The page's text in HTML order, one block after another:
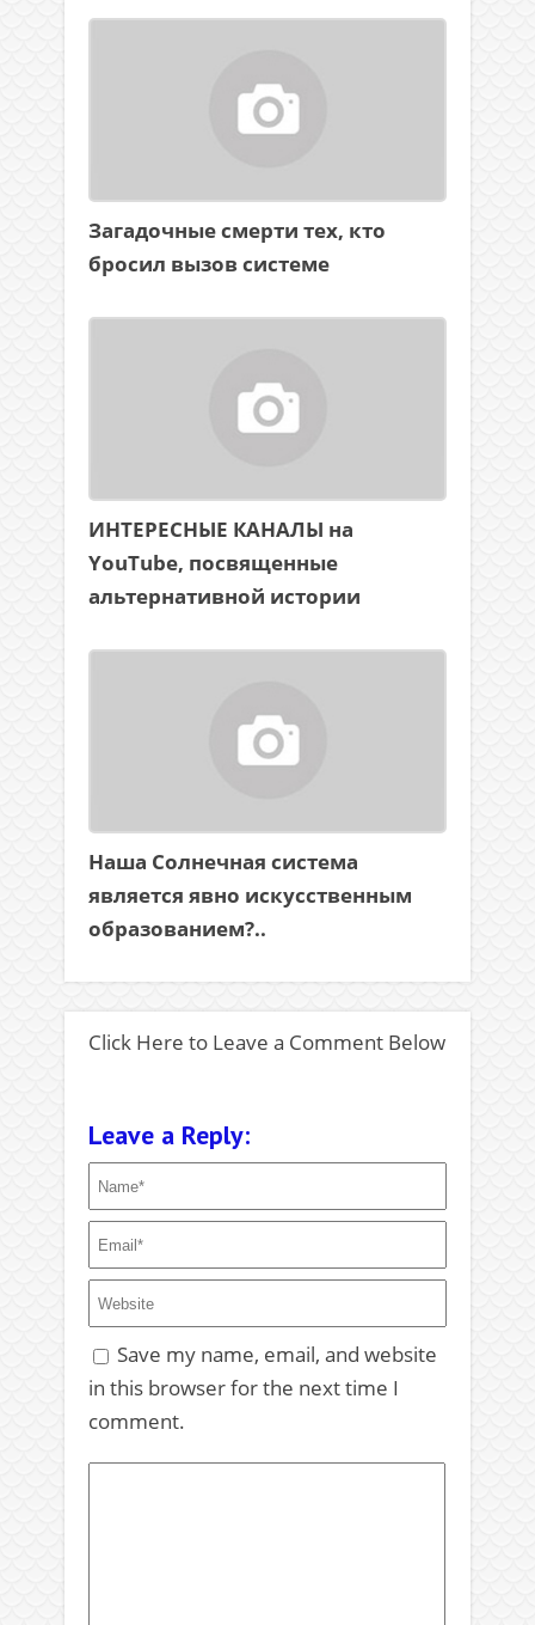
Загадочные смерти тех, кто
бросил вызов системе
ИНТЕРЕСНЫЕ КАНАЛЫ на
YouTube, посвященные
альтернативной истории
Наша Солнечная система
является явно искусственным
образованием?..
Click Here to Leave a Comment Below
Leave a Reply:
Save my name, email, and website
in this browser for the next time I
comment.